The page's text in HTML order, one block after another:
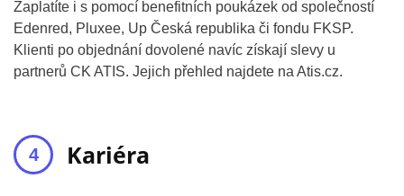
Zaplatíte i s pomocí benefitních poukázek od společností
Edenred, Pluxee, Up Česká republika či fondu FKSP.
Klienti po objednání dovolené navíc získají slevy u
partnerů CK ATIS. Jejich přehled najdete na Atis.cz.
Kariéra